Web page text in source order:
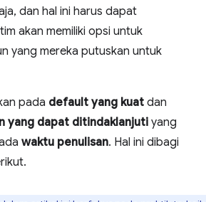
dan hal ini harus dapat
akan memiliki opsi untuk
yang mereka putuskan untuk
pada default yang kuat dan
yang dapat ditindaklanjuti yang
waktu penulisan. Hal ini dibagi